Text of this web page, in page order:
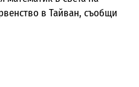
в Тайван, съобщи